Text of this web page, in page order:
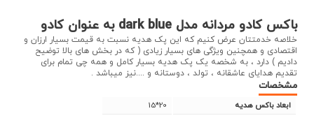
باکس کادو مردانه مدل dark blue به عنوان کادو
خلاصه خدمتتان عرض کنیم که این پک هدیه نسبت به قیمت بسیار ارزان و
اقتصادی و همچنین ویژگی های بسیار زیادی ( که در بخش های بالا توضیح
دادیم ) دارد ، به شخصه یک پک هدیه بسیار کامل و همه چی تمام برای
تقدیم هدایای عاشقانه ، تولد ، دوستانه و ....نیز میباشد .
مشخصات
15*20 ابعاد باکس هدیه